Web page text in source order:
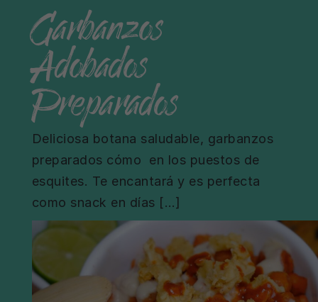
Garbanzos
Adobados
Preparados
Deliciosa botana saludable, garbanzos
preparados cómo en los puestos de
esquites. Te encantará y es perfecta
como snack en días […]